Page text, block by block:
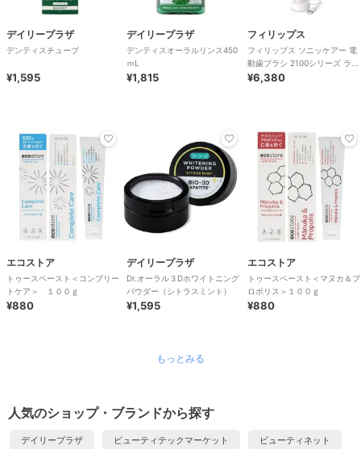
デイリープラザ
デンティスチューブ
¥1,595
デイリープラザ
デンティスオーラルリンス450
ｍL
¥1,815
フィリップス
フィリップス ソニッケアー 電
動歯ブラシ 2100シリーズ ライ
トピンク
¥6,380
エコストア
トゥースペースト＜コンプリー
トケア＞ １００ｇ
¥880
デイリープラザ
Dr.オーラル３Dホワイトニング
パウダー（シトラスミント）
¥1,595
エコストア
トゥースペースト＜マヌカ＆プ
ロポリス＞１００ｇ
¥880
もっとみる
人気のショップ・ブランドから探す
デイリープラザ ビューティテックマーケット ビューティネット